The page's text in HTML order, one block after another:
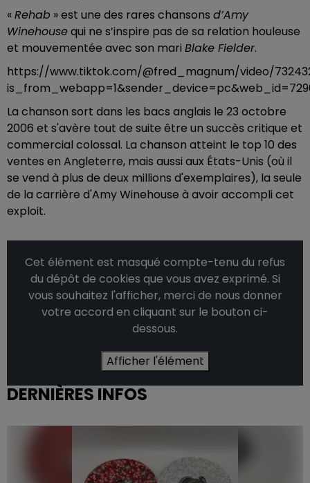
«Rehab » est une des rares chansons d’Amy
Winehousequi ne s’inspire pas de sa relation houleuse
et mouvementée avec son mari Blake Fielder.
https://www.tiktok.com/@fred_magnum/video/
La chanson sort dans les bacs anglais le 23 octobre
2006 et s'avère tout de suite être un succès critique et
commercial colossal. La chanson atteint le top 10 des
ventes en Angleterre, mais aussi aux États-Unis (où il
se vend à plus de deux millions d'exemplaires), la seule
de la carrière d'Amy Winehouse à avoir accompli cet
exploit.
Cet élément est masqué compte-tenu du refus
du dépôt de cookies que vous avez exprimé. Si
vous souhaitez l'afficher, merci de nous donner
votre accord en cliquant sur le bouton ci-
dessous.
Afficher l'élément
DERNIÈRES INFOS